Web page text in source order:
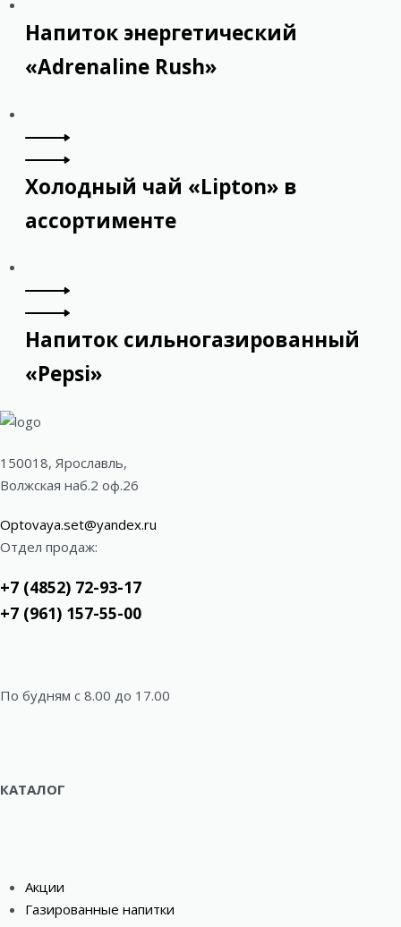
Напиток энергетический
«Adrenaline Rush»
Холодный чай «Lipton» в
ассортименте
Напиток сильногазированный
«Pepsi»
150018, Ярославль,
Волжская наб.2 оф.26
Optovaya.set@yandex.ru
Отдел продаж:
+7 (4852) 72-93-17
+7 (961) 157-55-00
По будням c 8.00 до 17.00
КАТАЛОГ
Акции
Газированные напитки